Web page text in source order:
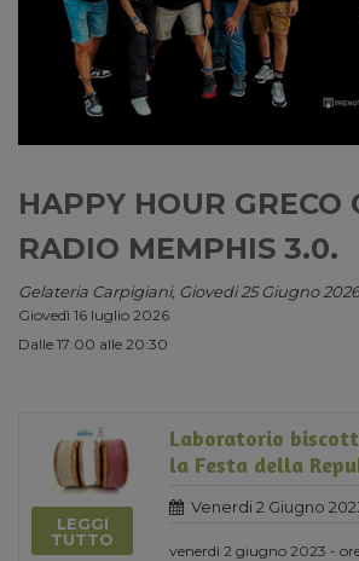
HAPPY HOUR GRECO
RADIO MEMPHIS 3.0.
Gelateria Carpigiani, Giovedi 25 Giugno 2026
Giovedì 16 luglio 2026
Dalle 17:00 alle 20:30
LEGGI
TUTTO
Laboratorio
la Festa della
Venerdi 2 Giugno
venerdì 2 giugno 2023 -